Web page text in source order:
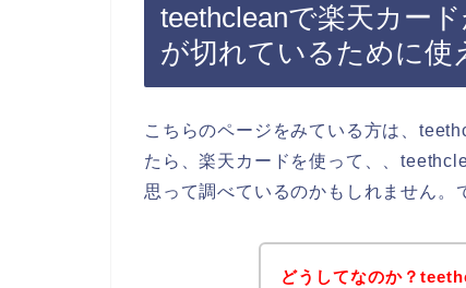
teethcleanで楽天カー
が切れているために使
こちらのページをみている方は、
たら、楽天カードを使って、、
思って調べているのかもしれません。
どうしてなのか？